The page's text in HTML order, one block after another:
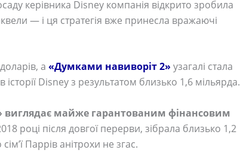
керівника Disney компанія відкрито зробила
— і ця стратегія вже принесла вражаючі
а «Думками навиворіт 2» узагалі стала
Disney з результатом близько 1,6 мільярда.
виглядає майже гарантованим фінансовим
році після довгої перерви, зібрала близько 1,2
Паррів анітрохи не згас.